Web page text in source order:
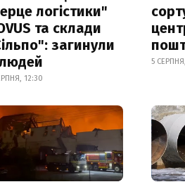
логістики"
та склади
загинули
12:30
5